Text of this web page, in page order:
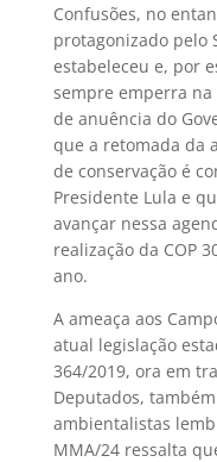
Confusões, no
protagonizado pelo
estabeleceu e, por
sempre emperra na
de anuência do
que a retomada da
de conservação é
Presidente Lula e
avançar nessa
realização da COP
ano.
A ameaça aos
atual legislação
364/2019, ora em
Deputados,
ambientalistas
MMA/24 ressalta